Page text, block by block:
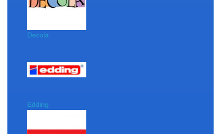
Decola
Edding